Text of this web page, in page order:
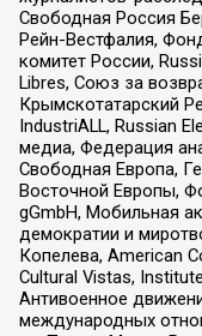
Свободная Россия
Рейн-Вестфалия,
комитет России,
Libres, Союз за
Крымскотатарский
IndustriALL, Russian
медиа, Федерация
Свободная Европа,
Восточной Европы,
gGmbH, Мобильная
демократии и
Копелева, American
Cultural Vistas,
Антивоенное
международных